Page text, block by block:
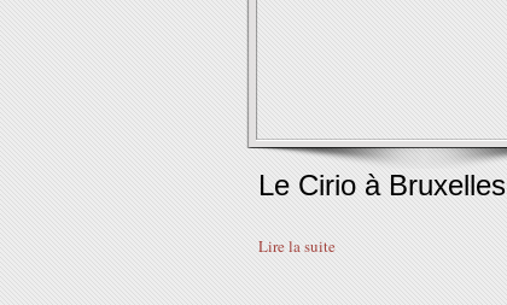
Le Cirio à Bruxelles
Lire la suite